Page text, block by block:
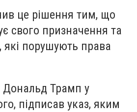
це рішення тим, що
свого призначення та
які порушують права
Трамп у
підписав указ, яким